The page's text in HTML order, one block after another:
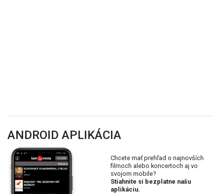
ANDROID APLIKÁCIA
Chcete mať prehľad o najnovších
filmoch alebo koncertoch aj vo
svojom mobile?
Stiahnite si bezplatne našu
aplikáciu.